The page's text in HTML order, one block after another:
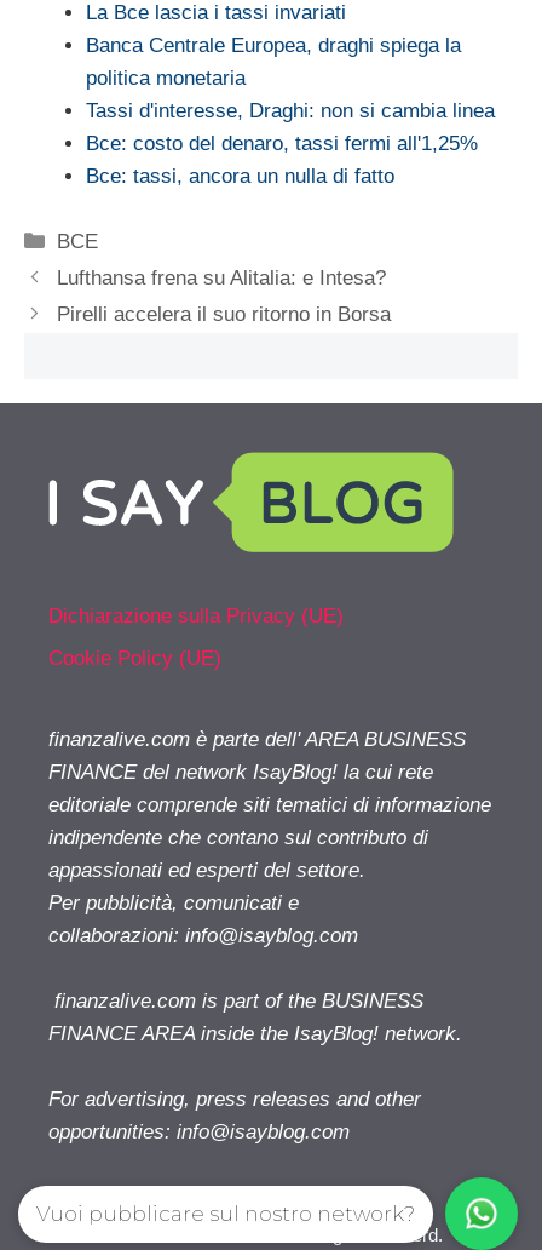
La Bce lascia i tassi invariati
Banca Centrale Europea, draghi spiega la
politica monetaria
Tassi d'interesse, Draghi: non si cambia linea
Bce: costo del denaro, tassi fermi all'1,25%
Bce: tassi, ancora un nulla di fatto
Categorie
BCE
Lufthansa frena su Alitalia: e Intesa?
Pirelli accelera il suo ritorno in Borsa
Dichiarazione sulla Privacy (UE)
Cookie Policy (UE)
finanzalive.com è parte dell' AREA BUSINESS
FINANCE del network IsayBlog! la cui rete
editoriale comprende siti tematici di informazione
indipendente che contano sul contributo di
appassionati ed esperti del settore.
Per pubblicità, comunicati e
collaborazioni: info@isayblog.com
finanzalive.com is part of the BUSINESS
FINANCE AREA inside the IsayBlog! network.
For advertising, press releases and other
opportunities: info@isayblog.com
Finanzalive.com © 2026. All right reserverd.
Vuoi pubblicare sul nostro network?